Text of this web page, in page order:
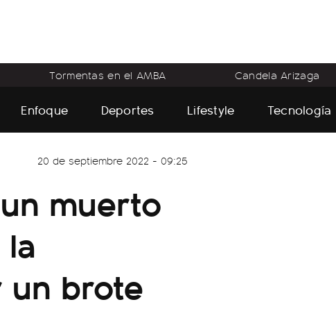
Tormentas en el AMBA Candela Arizaga
Enfoque Deportes Lifestyle Tecnología
20 de septiembre 2022 - 09:25
muerto
brote